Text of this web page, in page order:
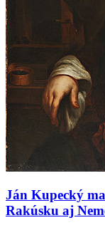
Ján Kupecký
Rakúsku aj